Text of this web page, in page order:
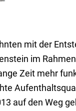
mit der
im
Zeit mehr
auf den Weg